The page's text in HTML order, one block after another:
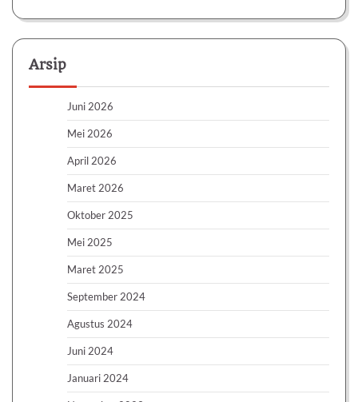
Arsip
Juni 2026
Mei 2026
April 2026
Maret 2026
Oktober 2025
Mei 2025
Maret 2025
September 2024
Agustus 2024
Juni 2024
Januari 2024